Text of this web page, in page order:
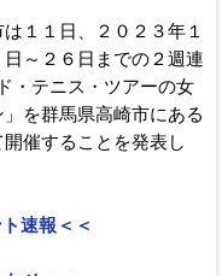
１１日、２０２３年１
～２６日までの２週連
・テニス・ツアーの女
を群馬県高崎市にある
催することを発表し
速報＜＜